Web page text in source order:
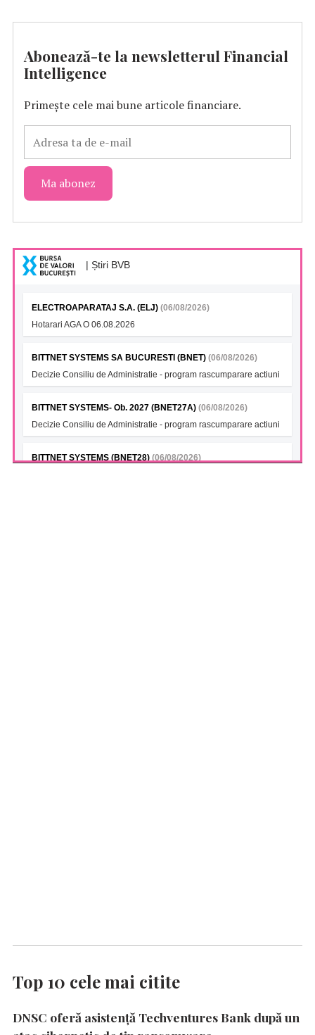
Abonează-te la newsletterul Financial
Intelligence
Primește cele mai bune articole financiare.
| Știri BVB
ELECTROAPARATAJ S.A. (ELJ) (06/08/2026)
Hotarari AGA O 06.08.2026
BITTNET SYSTEMS SA BUCURESTI (BNET) (06/08/2026)
Decizie Consiliu de Administratie - program rascumparare actiuni
BITTNET SYSTEMS- Ob. 2027 (BNET27A) (06/08/2026)
Decizie Consiliu de Administratie - program rascumparare actiuni
BITTNET SYSTEMS (BNET28) (06/08/2026)
Top 10 cele mai citite
DNSC oferă asistență Techventures Bank după un